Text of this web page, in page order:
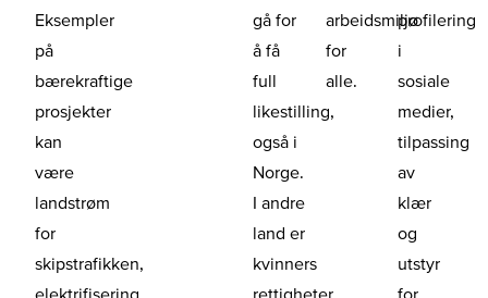
Eksempler
på
bærekraftige
prosjekter
kan
være
landstrøm
for
skipstrafikken,
elektrifisering
gå for
å få
full
likestilling,
også i
Norge.
I andre
land er
kvinners
rettigheter
arbeidsmiljø
for
alle.
profilering
i
sosiale
medier,
tilpassing
av
klær
og
utstyr
for